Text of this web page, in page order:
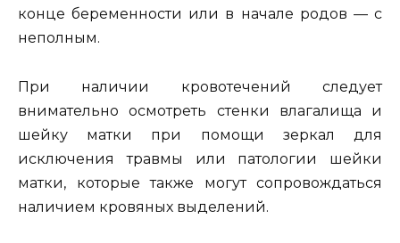
конце беременности или в начале родов — с
неполным.
При наличии кровотечений следует
внимательно осмотреть стенки влагалища и
шейку матки при помощи зеркал для
исключения травмы или патологии шейки
матки, которые также могут сопровождаться
наличием кровяных выделений.